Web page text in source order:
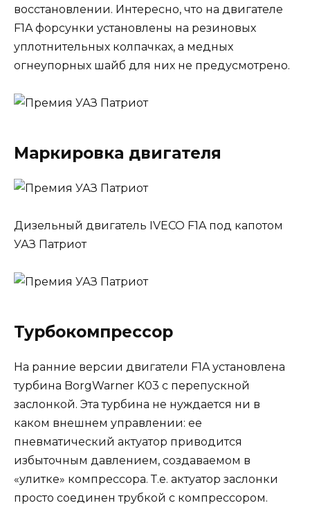
восстановлении. Интересно, что на двигателе
F1A форсунки установлены на резиновых
уплотнительных колпачках, а медных
огнеупорных шайб для них не предусмотрено.
Маркировка двигателя
Дизельный двигатель IVECO F1A под капотом
УАЗ Патриот
Турбокомпрессор
На ранние версии двигатели F1A установлена
турбина BorgWarner K03 с перепускной
заслонкой. Эта турбина не нуждается ни в
каком внешнем управлении: ее
пневматический актуатор приводится
избыточным давлением, создаваемом в
«улитке» компрессора. Т.е. актуатор заслонки
просто соединен трубкой с компрессором.